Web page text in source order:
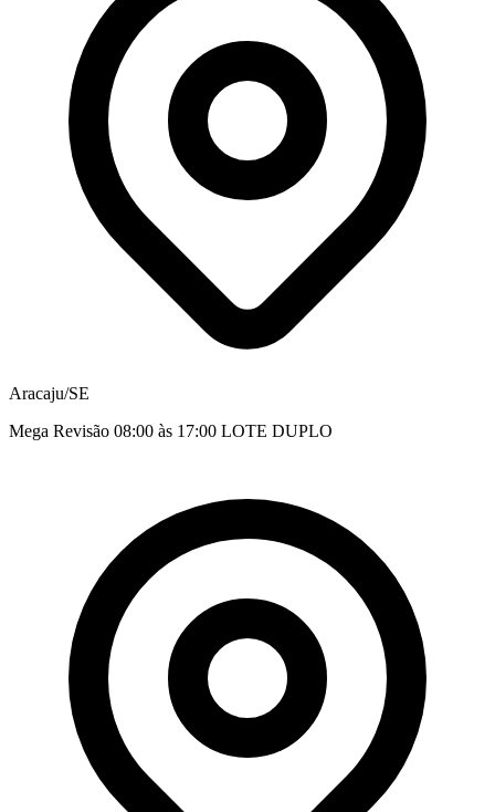
Aracaju/SE
Mega Revisão 08:00 às 17:00 LOTE DUPLO